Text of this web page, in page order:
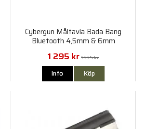
Cybergun Måltavla Bada Bang
Bluetooth 4,5mm & 6mm
1 295 kr 1 995 kr
Info Köp